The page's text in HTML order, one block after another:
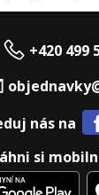
+420 499
nás na
si